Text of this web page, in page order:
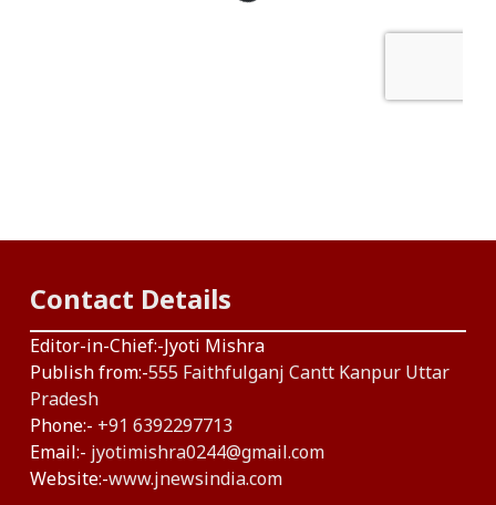
Contact Details
Editor-in-Chief:-Jyoti Mishra
Publish from:-555 Faithfulganj Cantt Kanpur Uttar
Pradesh
Phone:- +91 6392297713
Email:- jyotimishra0244@gmail.com
Website:-www.jnewsindia.com